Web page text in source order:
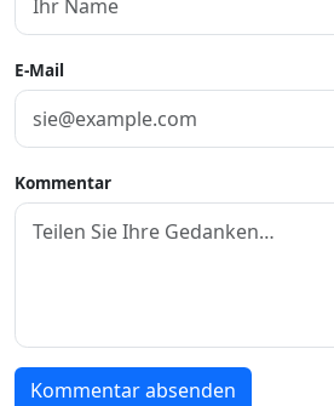
E-Mail
Kommentar
Kommentar absenden